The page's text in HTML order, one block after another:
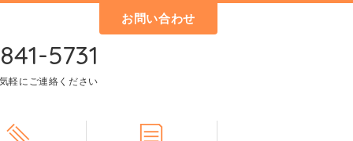
お問い合わせ
5731
軽にご連絡ください